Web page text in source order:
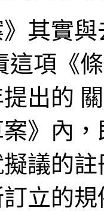
其實
這項《
出的
》內
議的
立的